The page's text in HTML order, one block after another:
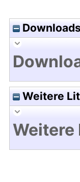
Weitere
Weitere